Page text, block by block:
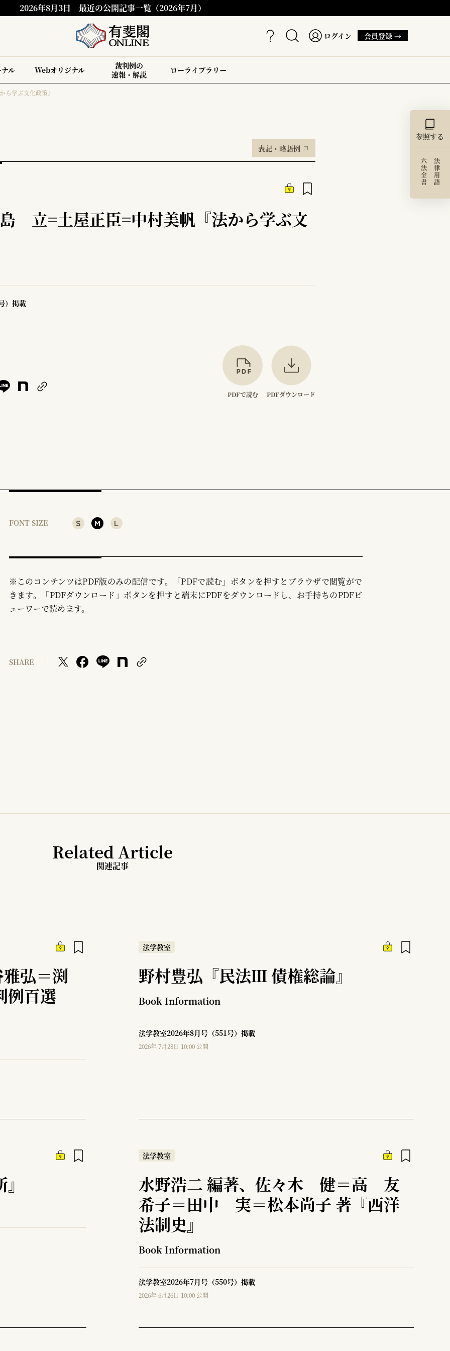
2026年8月3日 最近の公開記事一覧（2026年7月）
ログイン 会員登録 →
ル Webオリジナル
裁判例の
速報・解説
ローライブラリー
学ぶ文化政策』
表記・略語例
立=土屋正臣=中村美帆『法から学ぶ文
）掲載
PDFで読む PDFダウンロード
参照する
法律用語
六法全書
FONT SIZE S M L
※このコンテンツはPDF版のみの配信です。「PDFで読む」ボタンを押すとブラウザで閲覧がで
きます。「PDFダウンロード」ボタンを押すと端末にPDFをダウンロードし、お手持ちのPDFビ
ューワーで読めます。
SHARE
Related Article
関連記事
雅弘＝渕
例百選
法学教室
野村豊弘『民法Ⅲ 債権総論』
Book Information
法学教室2026年8月号（551号）掲載
2026年 7月28日 10:00 公開
法学教室
水野浩二 編著、佐々木 健＝高 友
希子＝田中 実＝松本尚子 著『西洋
法制史』
Book Information
法学教室2026年7月号（550号）掲載
2026年 6月26日 10:00 公開